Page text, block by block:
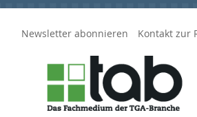
Newsletter abonnieren Kontakt zur